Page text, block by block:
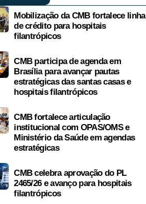
Mobilização da CMB fortalece linha
de crédito para hospitais
filantrópicos
CMB participa de agenda em
Brasília para avançar pautas
estratégicas das santas casas e
hospitais filantrópicos
CMB fortalece articulação
institucional com OPAS/OMS e
Ministério da Saúde em agendas
estratégicas
CMB celebra aprovação do PL
2465/26 e avanço para hospitais
filantrópicos